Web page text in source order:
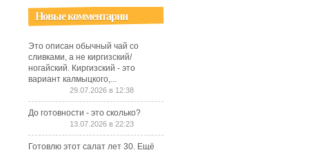
Новые комментарии
Это описан обычный чай со
сливками, а не киргизский/
ногайский. Киргизский - это
вариант калмыцкого,...
29.07.2026 в 12:38
До готовности - это сколько?
13.07.2026 в 22:23
Готовлю этот салат лет 30. Ещё